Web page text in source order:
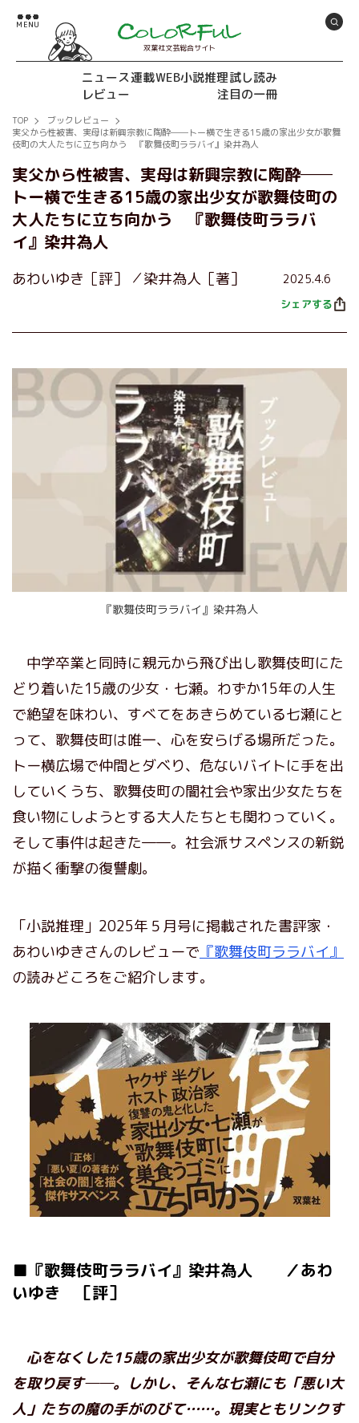
双葉社文芸総合サイト
ニュース連載WEB小説推理試し読み
レビュー
注目の一冊
TOP
ブックレビュー
実父から性被害、実母は新興宗教に陶酔──トー横で生きる15歳の家出少女が歌舞
伎町の大人たちに立ち向かう 『歌舞伎町ララバイ』染井為人
実父から性被害、実母は新興宗教に陶酔──
トー横で生きる15歳の家出少女が歌舞伎町の
大人たちに立ち向かう 『歌舞伎町ララバ
イ』染井為人
あわいゆき［評］ 染井為人［著］ 2025.4.6
シェアする
『歌舞伎町ララバイ』染井為人
中学卒業と同時に親元から飛び出し歌舞伎町にた
どり着いた15歳の少女・七瀬。わずか15年の人生
で絶望を味わい、すべてをあきらめている七瀬にと
って、歌舞伎町は唯一、心を安らげる場所だった。
トー横広場で仲間とダベり、危ないバイトに手を出
していくうち、歌舞伎町の闇社会や家出少女たちを
食い物にしようとする大人たちとも関わっていく。
そして事件は起きた――。社会派サスペンスの新鋭
が描く衝撃の復讐劇。
「小説推理」2025年５月号に掲載された書評家・
あわいゆきさんのレビューで 『歌舞伎町ララバイ』
の読みどころをご紹介します。
■『歌舞伎町ララバイ』染井為人 ／あわ
いゆき ［評］
心をなくした15歳の家出少女が歌舞伎町で自分
を取り戻す──。しかし、そんな七瀬にも「悪い大
人」たちの魔の手がのびて……。現実ともリンクす